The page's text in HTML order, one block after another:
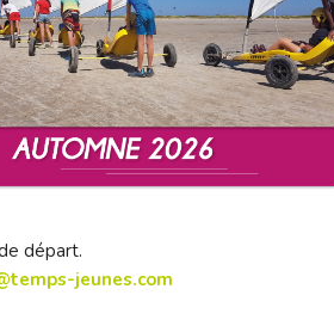
départ.
jeunes.com